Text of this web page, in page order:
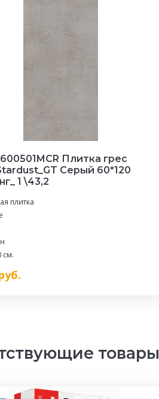
Плитка грес
Серый 60*120
1 \43,2
плитка
см.
товары